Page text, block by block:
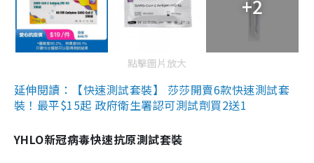
+2
點擊圖片放大
延伸閱讀：【快速測試套裝】 莎莎開賣6款快速測試套
裝！最平$15起 政府衛生署認可測試劑買2送1
YHLO新冠病毒快速抗原測試套裝